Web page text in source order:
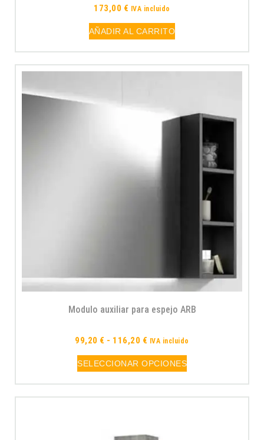
173,00 € IVA incluido
AÑADIR AL CARRITO
Modulo auxiliar para espejo ARB
99,20 € - 116,20 € IVA incluido
SELECCIONAR OPCIONES